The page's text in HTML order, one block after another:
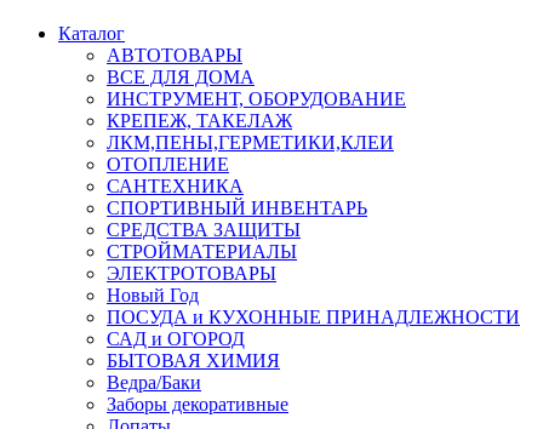
Каталог
АВТОТОВАРЫ
ВСЕ ДЛЯ ДОМА
ИНСТРУМЕНТ, ОБОРУДОВАНИЕ
КРЕПЕЖ, ТАКЕЛАЖ
ЛКМ,ПЕНЫ,ГЕРМЕТИКИ,КЛЕИ
ОТОПЛЕНИЕ
САНТЕХНИКА
СПОРТИВНЫЙ ИНВЕНТАРЬ
СРЕДСТВА ЗАЩИТЫ
СТРОЙМАТЕРИАЛЫ
ЭЛЕКТРОТОВАРЫ
Новый Год
ПОСУДА и КУХОННЫЕ ПРИНАДЛЕЖНОСТИ
САД и ОГОРОД
БЫТОВАЯ ХИМИЯ
Ведра/Баки
Заборы декоративные